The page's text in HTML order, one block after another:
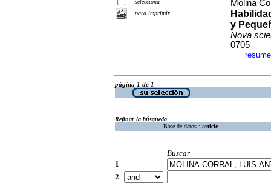
selecciona
para imprimir
Molina
y
Nova
0705
·
página 1 de 1
Refinar la búsqueda
Base de datos : article
Buscar
1
2